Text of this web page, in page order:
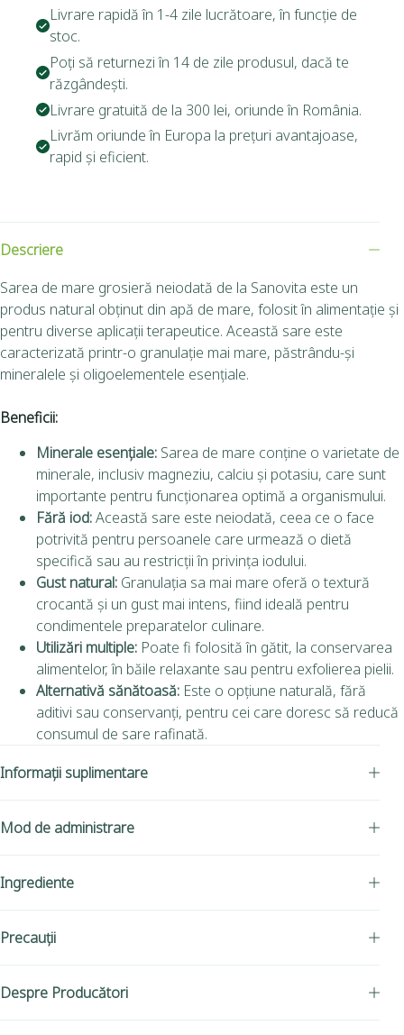
Livrare rapidă în 1-4 zile lucrătoare, în funcție de
stoc.
Poți să returnezi în 14 de zile produsul, dacă te
răzgândești.
Livrare gratuită de la 300 lei, oriunde în România.
Livrăm oriunde în Europa la prețuri avantajoase,
rapid și eficient.
Descriere
Sarea de mare grosieră neiodată de la Sanovita este un
produs natural obținut din apă de mare, folosit în alimentație și
pentru diverse aplicații terapeutice. Această sare este
caracterizată printr-o granulație mai mare, păstrându-și
mineralele și oligoelementele esențiale.
Beneficii:
Minerale esențiale: Sarea de mare conține o varietate de
minerale, inclusiv magneziu, calciu și potasiu, care sunt
importante pentru funcționarea optimă a organismului.
Fără iod:Această sare este neiodată, ceea ce o face
potrivită pentru persoanele care urmează o dietă
specifică sau au restricții în privința iodului.
Gust natural: Granulația sa mai mare oferă o textură
crocantă și un gust mai intens, fiind ideală pentru
condimentele preparatelor culinare.
Utilizări multiple: Poate fi folosită în gătit, la conservarea
alimentelor, în băile relaxante sau pentru exfolierea pielii.
Alternativă sănătoasă: Este o opțiune naturală, fără
aditivi sau conservanți, pentru cei care doresc să reducă
consumul de sare rafinată.
Informații suplimentare
Mod de administrare
Ingrediente
Precauții
Despre Producători